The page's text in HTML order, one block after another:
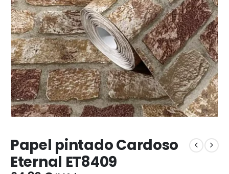
Papel pintado Cardoso
Eternal ET8409